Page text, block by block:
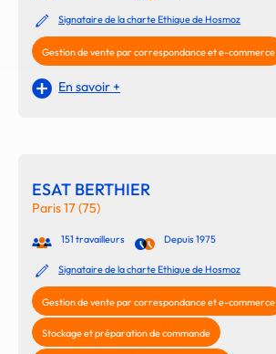
Signataire de la charte Ethique de Hosmoz
Gestion de vente par correspondance et e-commerce
En savoir +
ESAT BERTHIER
Paris 17 (75)
151 travailleurs Depuis 1975
Signataire de la charte Ethique de Hosmoz
Gestion de vente par correspondance et e-commerce
Stockage et préparation de commande